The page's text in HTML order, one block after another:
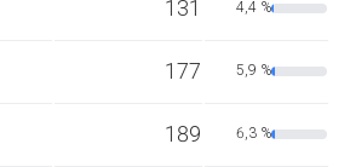
131 4,4 %
177 5,9 %
189 6,3 %